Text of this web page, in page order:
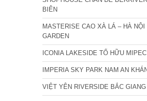
BIÊN
MASTERISE CAO XÀ LÁ – HÀ NỘI
GARDEN
ICONIA LAKESIDE TỐ HỮU MIPEC
IMPERIA SKY PARK NAM AN
VIỆT YÊN RIVERSIDE BẮC GIANG